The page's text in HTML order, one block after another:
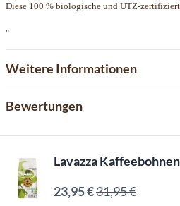
Diese 100 % biologische und UTZ-
"
Weitere Informationen
Bewertungen
23,95 €31,95 €